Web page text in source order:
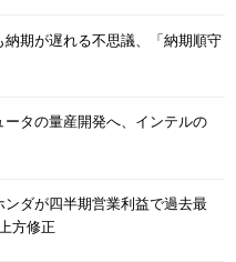
納期が遅れる不思議、「納期順守
ータの量産開発へ、インテルの
ンダが四半期営業利益で過去最
方修正